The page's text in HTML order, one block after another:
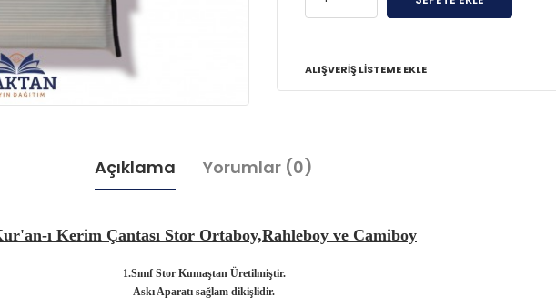
ALIŞVERIŞ LISTEME EKLE
Açıklama Yorumlar (0)
ı Kerim Çantası Stor Ortaboy,Rahleboy ve Camiboy
1.Sınıf Stor Kumaştan Üretilmiştir.
Askı Aparatı sağlam dikişlidir.